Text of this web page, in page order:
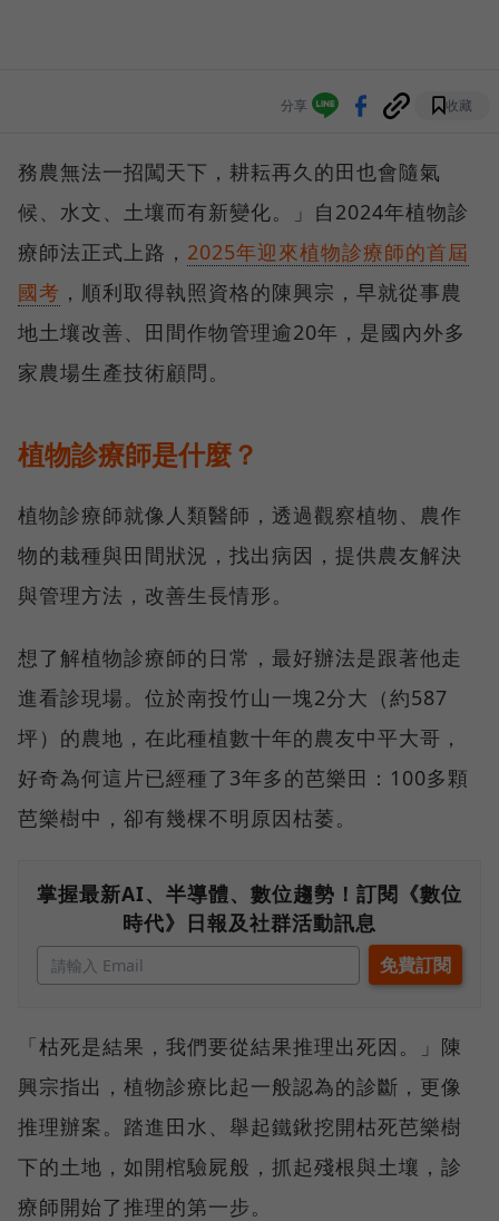
分享 收藏
務農無法一招闖天下，耕耘再久的田也會隨氣
候、水文、土壤而有新變化。」自2024年植物診
療師法正式上路， 2025年迎來植物診療師的首屆
國考 ，順利取得執照資格的陳興宗，早就從事農
地土壤改善、田間作物管理逾20年，是國內外多
家農場生產技術顧問。
植物診療師是什麼？
植物診療師就像人類醫師，透過觀察植物、農作
物的栽種與田間狀況，找出病因，提供農友解決
與管理方法，改善生長情形。
想了解植物診療師的日常，最好辦法是跟著他走
進看診現場。位於南投竹山一塊2分大（約587
坪）的農地，在此種植數十年的農友中平大哥，
好奇為何這片已經種了3年多的芭樂田：100多顆
芭樂樹中，卻有幾棵不明原因枯萎。
掌握最新AI、半導體、數位趨勢！訂閱《數位
時代》日報及社群活動訊息
「枯死是結果，我們要從結果推理出死因。」陳
興宗指出，植物診療比起一般認為的診斷，更像
推理辦案。踏進田水、舉起鐵鍬挖開枯死芭樂樹
下的土地，如開棺驗屍般，抓起殘根與土壤，診
療師開始了推理的第一步。